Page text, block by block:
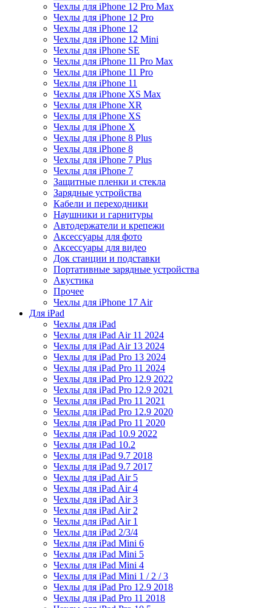
Чехлы для iPhone 12 Pro Max
Чехлы для iPhone 12 Pro
Чехлы для iPhone 12
Чехлы для iPhone 12 Mini
Чехлы для iPhone SE
Чехлы для iPhone 11 Pro Max
Чехлы для iPhone 11 Pro
Чехлы для iPhone 11
Чехлы для iPhone XS Max
Чехлы для iPhone XR
Чехлы для iPhone XS
Чехлы для iPhone X
Чехлы для iPhone 8 Plus
Чехлы для iPhone 8
Чехлы для iPhone 7 Plus
Чехлы для iPhone 7
Защитные пленки и стекла
Зарядные устройства
Кабели и переходники
Наушники и гарнитуры
Автодержатели и крепежи
Аксессуары для фото
Аксессуары для видео
Док станции и подставки
Портативные зарядные устройства
Акустика
Прочее
Чехлы для iPhone 17 Air
Для iPad
Чехлы для iPad
Чехлы для iPad Air 11 2024
Чехлы для iPad Air 13 2024
Чехлы для iPad Pro 13 2024
Чехлы для iPad Pro 11 2024
Чехлы для iPad Pro 12.9 2022
Чехлы для iPad Pro 12.9 2021
Чехлы для iPad Pro 11 2021
Чехлы для iPad Pro 12.9 2020
Чехлы для iPad Pro 11 2020
Чехлы для iPad 10.9 2022
Чехлы для iPad 10.2
Чехлы для iPad 9.7 2018
Чехлы для iPad 9.7 2017
Чехлы для iPad Air 5
Чехлы для iPad Air 4
Чехлы для iPad Air 3
Чехлы для iPad Air 2
Чехлы для iPad Air 1
Чехлы для iPad 2/3/4
Чехлы для iPad Mini 6
Чехлы для iPad Mini 5
Чехлы для iPad Mini 4
Чехлы для iPad Mini 1 / 2 / 3
Чехлы для iPad Pro 12.9 2018
Чехлы для iPad Pro 11 2018